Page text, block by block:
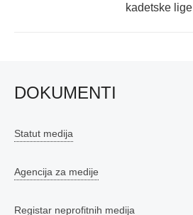
kadetske lige
DOKUMENTI
Statut medija
Agencija za medije
Registar neprofitnih medija